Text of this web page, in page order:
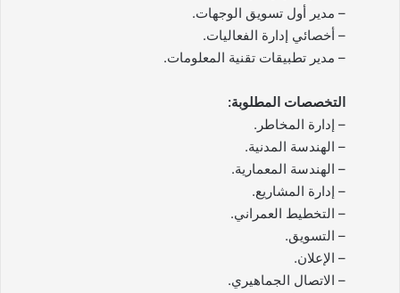
– مدير أول تسويق الوجهات.
– أخصائي إدارة الفعاليات.
– مدير تطبيقات تقنية المعلومات.
التخصصات المطلوبة:
– إدارة المخاطر.
– الهندسة المدنية.
– الهندسة المعمارية.
– إدارة المشاريع.
– التخطيط العمراني.
– التسويق.
– الإعلان.
– الاتصال الجماهيري.